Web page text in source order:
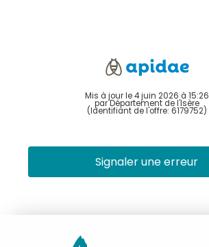
Mis à jour le 4 juin 2026 à 15:26
par Département de l'Isère
(Identifiant de l'offre: 6179752)
Signaler une erreur